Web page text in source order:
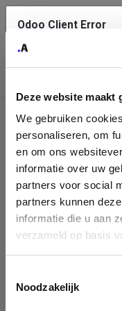
Deze website maakt
We gebruiken
personaliseren, om
en om ons
informatie over uw
partners voor social
partners kunnen
informatie die u aan
verzameld op basis
Noodzakelijk
Company
Identification
Please fill in
You can search a
enterprise ID. When a
form. If you don't find
Odoo Client Error
service.
See details
Ok